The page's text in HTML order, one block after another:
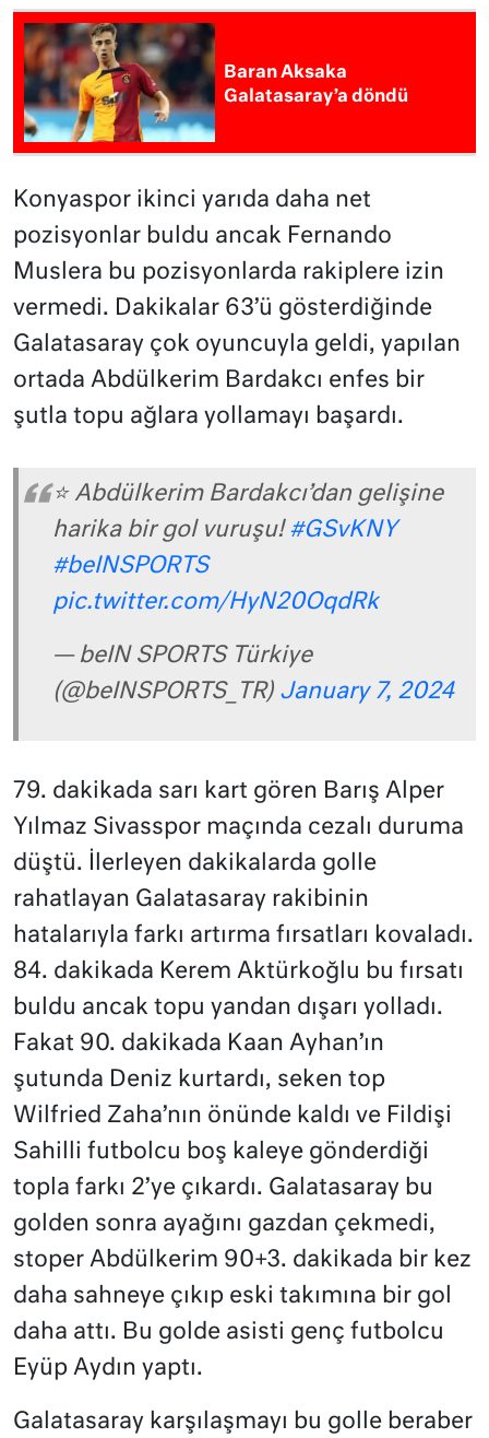
Baran Aksaka
Galatasaray’a döndü
Konyaspor ikinci yarıda daha net
pozisyonlar buldu ancak Fernando
Muslera bu pozisyonlarda rakiplere izin
vermedi. Dakikalar 63’ü gösterdiğinde
Galatasaray çok oyuncuyla geldi, yapılan
ortada Abdülkerim Bardakcı enfes bir
şutla topu ağlara yollamayı başardı.
⭐ Abdülkerim Bardakcı’dan gelişine
harika bir gol vuruşu! #GSvKNY
#beINSPORTS
pic.twitter.com/HyN20OqdRk
— beIN SPORTS Türkiye
(@beINSPORTS_TR) January 7, 2024
79. dakikada sarı kart gören Barış Alper
Yılmaz Sivasspor maçında cezalı duruma
düştü. İlerleyen dakikalarda golle
rahatlayan Galatasaray rakibinin
hatalarıyla farkı artırma fırsatları kovaladı.
84. dakikada Kerem Aktürkoğlu bu fırsatı
buldu ancak topu yandan dışarı yolladı.
Fakat 90. dakikada Kaan Ayhan’ın
şutunda Deniz kurtardı, seken top
Wilfried Zaha’nın önünde kaldı ve Fildişi
Sahilli futbolcu boş kaleye gönderdiği
topla farkı 2’ye çıkardı. Galatasaray bu
golden sonra ayağını gazdan çekmedi,
stoper Abdülkerim 90+3. dakikada bir kez
daha sahneye çıkıp eski takımına bir gol
daha attı. Bu golde asisti genç futbolcu
Eyüp Aydın yaptı.
Galatasaray karşılaşmayı bu golle beraber